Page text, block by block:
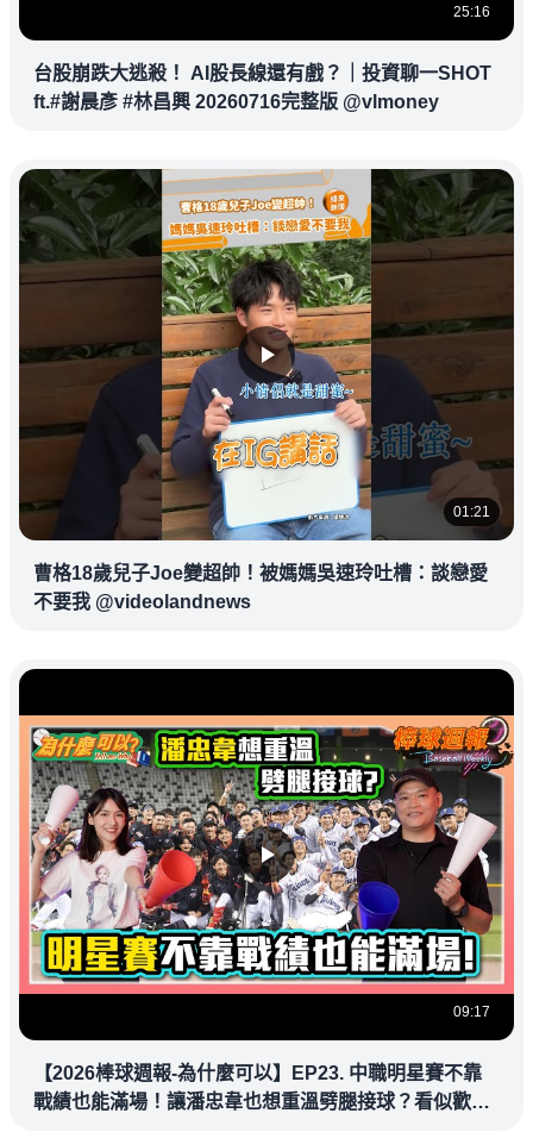
25:16
台股崩跌大逃殺！ AI股長線還有戲？｜投資聊一SHOT
ft.#謝晨彥 #林昌興 20260716完整版 @vlmoney
01:21
曹格18歲兒子Joe變超帥！被媽媽吳速玲吐槽：談戀愛
不要我 @videolandnews
09:17
【2026棒球週報-為什麼可以】EP23. 中職明星賽不靠
戰績也能滿場！讓潘忠韋也想重溫劈腿接球？看似歡樂